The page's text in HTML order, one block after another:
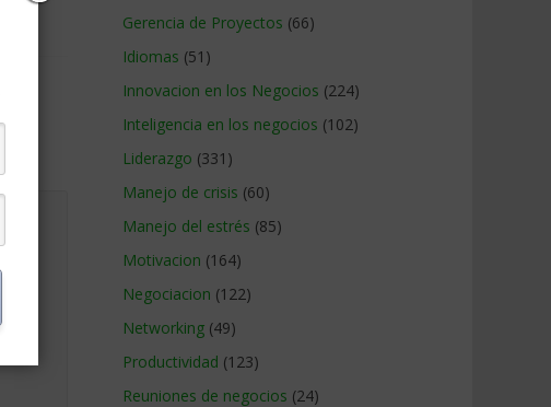
Gerencia de Proyectos (66)
Idiomas (51)
Innovacion en los Negocios (224)
Inteligencia en los negocios (102)
Liderazgo (331)
Manejo de crisis (60)
Manejo del estrés (85)
Motivacion (164)
Negociacion (122)
Networking (49)
Productividad (123)
Reuniones de negocios (24)